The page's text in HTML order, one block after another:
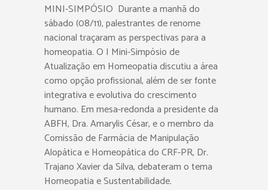
MINI-SIMPÓSIO  Durante a manhã do
sábado (08/11), palestrantes de renome
nacional traçaram as perspectivas para a
homeopatia. O I Mini-Simpósio de
Atualização em Homeopatia discutiu a área
como opção profissional, além de ser fonte
integrativa e evolutiva do crescimento
humano. Em mesa-redonda a presidente da
ABFH, Dra. Amarylis César, e o membro da
Comissão de Farmácia de Manipulação
Alopática e Homeopática do CRF-PR, Dr.
Trajano Xavier da Silva, debateram o tema
Homeopatia e Sustentabilidade.